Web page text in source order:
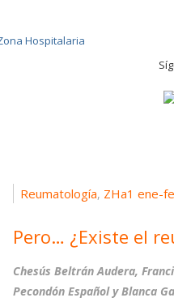
Reumatología, ZHa1 ene-
Pero… ¿Existe el
Chesús Beltrán Audera,
Pecondón Español y Blanca